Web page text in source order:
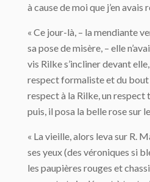
à cause de moi que j’en avais
« Ce jour-là, – la mendiante
sa pose de misère, – elle
vis Rilke s’incliner devant
respect formaliste et du bout
respect à la Rilke, un respect
puis, il posa la belle rose sur
« La vieille, alors leva sur R.
ses yeux (des véroniques si
les paupières rouges et